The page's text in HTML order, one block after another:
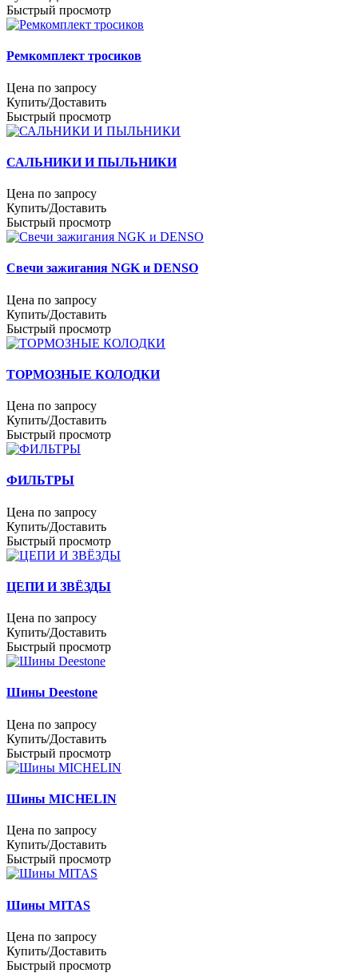
Быстрый просмотр
Ремкомплект тросиков
Цена по запросу
Купить/Доставить
Быстрый просмотр
САЛЬНИКИ И ПЫЛЬНИКИ
Цена по запросу
Купить/Доставить
Быстрый просмотр
Свечи зажигания NGK и DENSO
Цена по запросу
Купить/Доставить
Быстрый просмотр
ТОРМОЗНЫЕ КОЛОДКИ
Цена по запросу
Купить/Доставить
Быстрый просмотр
ФИЛЬТРЫ
Цена по запросу
Купить/Доставить
Быстрый просмотр
ЦЕПИ И ЗВЁЗДЫ
Цена по запросу
Купить/Доставить
Быстрый просмотр
Шины Deestone
Цена по запросу
Купить/Доставить
Быстрый просмотр
Шины MICHELIN
Цена по запросу
Купить/Доставить
Быстрый просмотр
Шины MITAS
Цена по запросу
Купить/Доставить
Быстрый просмотр